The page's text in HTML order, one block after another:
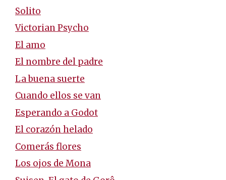
Solito
Victorian Psycho
El amo
El nombre del padre
La buena suerte
Cuando ellos se van
Esperando a Godot
El corazón helado
Comerás flores
Los ojos de Mona